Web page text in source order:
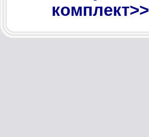
комплект>>